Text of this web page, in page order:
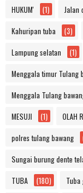
HUKUM' (1) Jalan
Kahuripan tuba (3)
Lampung selatan (1)
Menggala timur Tulang
Menggala Tulang
MESUJI (1) OLAH
polres tulang bawang
Sungai burung dente
TUBA (180)